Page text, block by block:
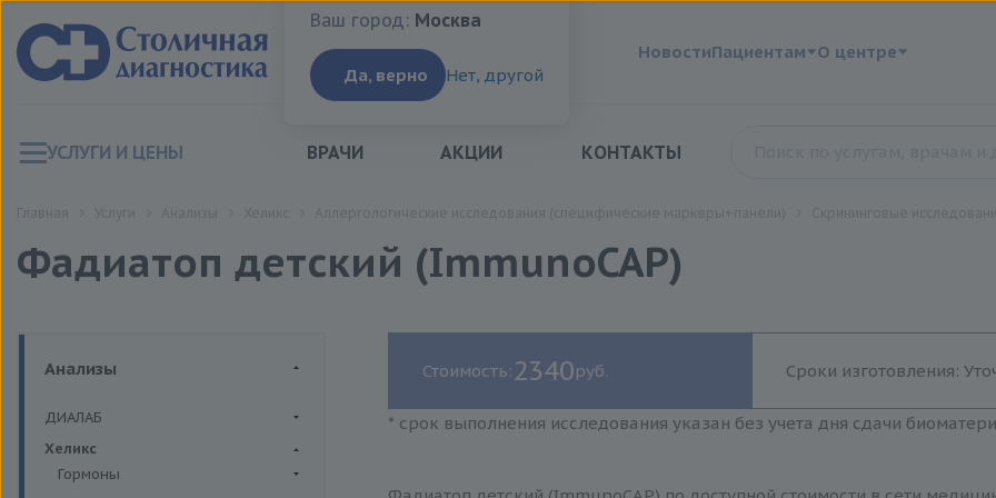
Ваш город:Москва
Ваш город: Москва
Да, верно Нет, другой
НовостиПациентам О центре
УСЛУГИ И ЦЕНЫ ВРАЧИ АКЦИИ КОНТАКТЫ
Фадиатоп детский (ImmunoCAP)
Анализы
ДИАЛАБ
Биохимия крови
Хеликс
Гормоны
Стоимость:2340руб. Сроки изготовления:
* срок выполнения исследования указан без учета дня сдачи